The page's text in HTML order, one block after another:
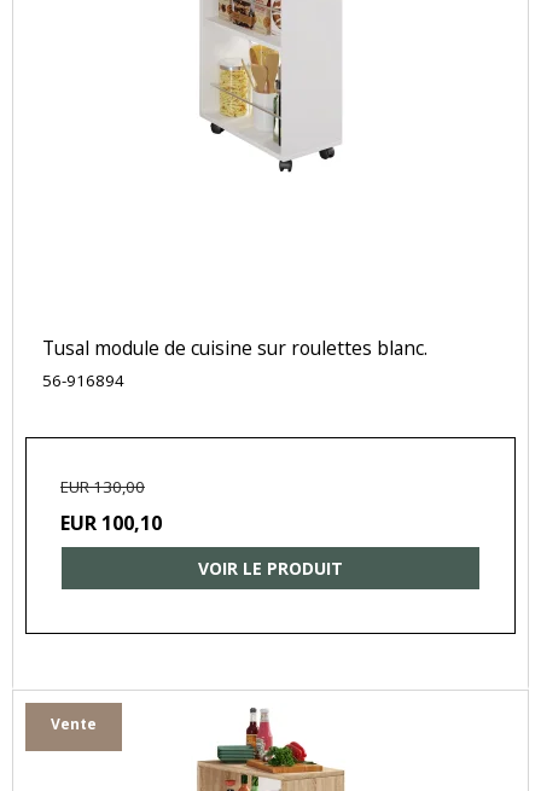
Tusal module de cuisine sur roulettes blanc.
56-916894
EUR 130,00
EUR 100,10
VOIR LE PRODUIT
Vente